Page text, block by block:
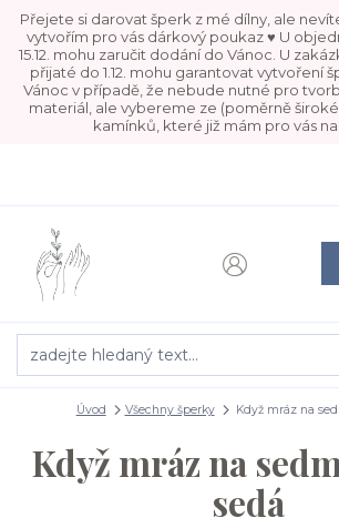
Přejete si darovat šperk z mé dílny, ale
vytvořím pro vás dárkový poukaz ♥ U
15.12. mohu zaručit dodání do Vánoc. U
přijaté do 1.12. mohu garantovat vytvoření
Vánoc v případě, že nebude nutné pro
materiál, ale vybereme ze (poměrně
kamínků, které již mám pro vás
Úvod Všechny šperky Když mráz na
Když mráz na
sedá